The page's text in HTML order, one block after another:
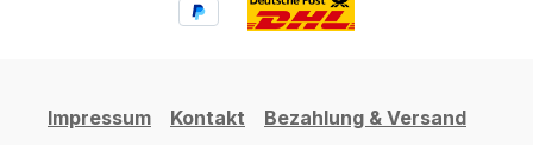
Impressum Kontakt
Bezahlung & Versand